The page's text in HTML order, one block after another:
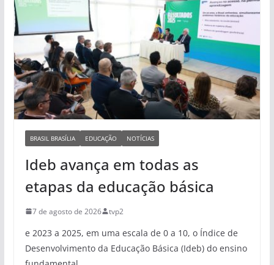
BRASIL BRASÍLIA EDUCAÇÃO NOTÍCIAS
Ideb avança em todas as
etapas da educação básica
7 de agosto de 2026 tvp2
e 2023 a 2025, em uma escala de 0 a 10, o Índice de
Desenvolvimento da Educação Básica (Ideb) do ensino